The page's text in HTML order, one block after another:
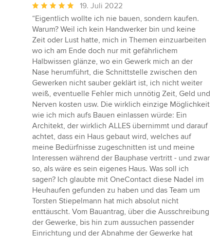
Durchschnittliche
Bewertung:
5
von
5
Sternen
19. Juli 2022
“Eigentlich wollte ich nie bauen, sondern kaufen.
Warum? Weil ich kein Handwerker bin und keine
Zeit oder Lust hatte, mich in Themen einzuarbeiten
wo ich am Ende doch nur mit gefährlichem
Halbwissen glänze, wo ein Gewerk mich an der
Nase herumführt, die Schnittstelle zwischen den
Gewerken nicht sauber geklärt ist, ich nicht weiter
weiß, eventuelle Fehler mich unnötig Zeit, Geld und
Nerven kosten usw. Die wirklich einzige Möglichkeit
wie ich mich aufs Bauen einlassen würde: Ein
Architekt, der wirklich ALLES übernimmt und darauf
achtet, dass ein Haus gebaut wird, welches auf
meine Bedürfnisse zugeschnitten ist und meine
Interessen während der Bauphase vertritt - und zwar
so, als wäre es sein eigenes Haus. Was soll ich
sagen? Ich glaubte mit OneContact diese Nadel im
Heuhaufen gefunden zu haben und das Team um
Torsten Stiepelmann hat mich absolut nicht
enttäuscht. Vom Bauantrag, über die Ausschreibung
der Gewerke, bis hin zum aussuchen passender
Einrichtung und der Abnahme der Gewerke hat